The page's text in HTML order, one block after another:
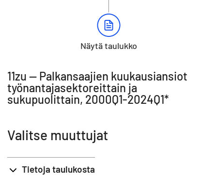
Näytä taulukko
11zu -- Palkansaajien kuukausiansiot
työnantajasektoreittain ja
sukupuolittain, 2000Q1-2024Q1*
Valitse muuttujat
Tietoja taulukosta